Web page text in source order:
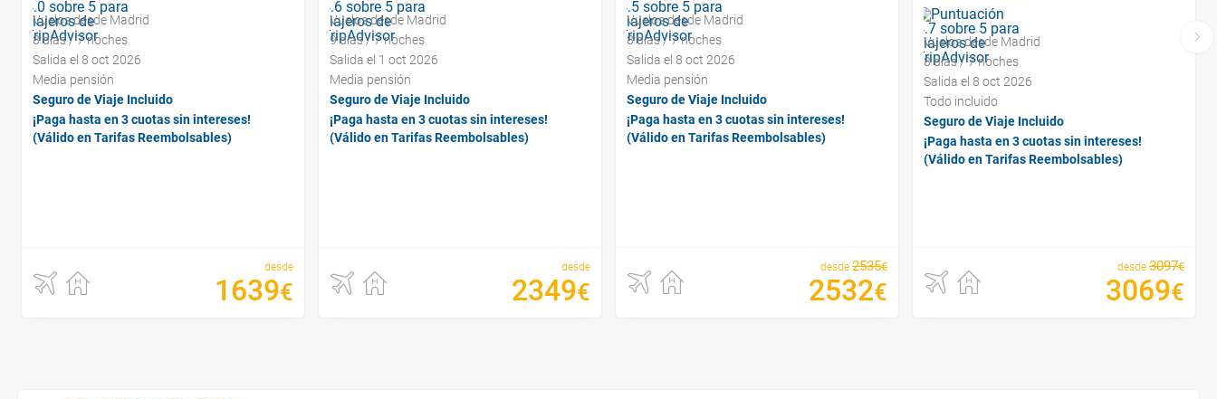
Vuelos desde Madrid
8 días / 7 noches
Salida el 8 oct 2026
Media pensión
Seguro de Viaje Incluido
¡Paga hasta en 3 cuotas sin intereses!
(Válido en Tarifas Reembolsables)
desde
1639€
Vuelos desde Madrid
9 días / 7 noches
Salida el 1 oct 2026
Media pensión
Seguro de Viaje Incluido
¡Paga hasta en 3 cuotas sin intereses!
(Válido en Tarifas Reembolsables)
desde
2349€
Vuelos desde Madrid
8 días / 7 noches
Salida el 8 oct 2026
Media pensión
Seguro de Viaje Incluido
¡Paga hasta en 3 cuotas sin intereses!
(Válido en Tarifas Reembolsables)
desde 2535€
2532€
Vuelos desde Madrid
8 días / 7 noches
Salida el 8 oct 2026
Todo incluido
Seguro de Viaje Incluido
¡Paga hasta en 3 cuotas sin intereses!
(Válido en Tarifas Reembolsables)
desde 3097€
3069€